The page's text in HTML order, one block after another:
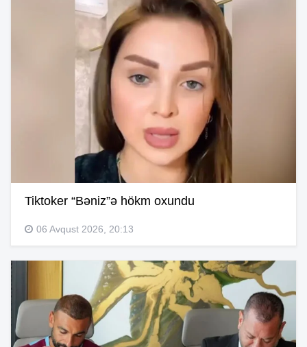
Tiktoker “Bəniz”ə hökm oxundu
06 Avqust 2026, 20:13